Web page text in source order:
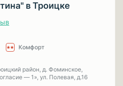
в Троицке
Комфорт
район, д. Фоминское,
— 1», ул. Полевая, д.16